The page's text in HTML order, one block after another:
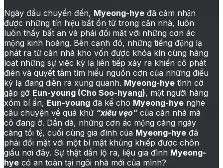
Ngày đầu chuyển đến, Myeong-hye đã cảm nhận
được những tín hiệu bất ổn từ trong căn nhà, luôn
luôn thấy bất an và phải đối măt với những cơn ác
mộng kinh hoàng. Bên cạnh đó, những tiếng động lạ
phát ra từ căn nhà kho vốn được khóa kín cùng hàng
loạt những sự việc kỳ lạ liên tiếp xảy ra khiến cô phát
điên và quyết tâm tìm hiểu nguồn cơn của những điều
kỳ lạ đang diễn ra xung quanh. Myeong-hye tình cờ
gặp gỡ Eun-young (Cho Soo-hyang), một người hàng
xóm bí ẩn, Eun-young đã kể cho Myeong-hye nghe
câu chuyện về quá khứ “xiêu vẹo” của căn nhà mà
cô đang ở. Dần dà, những cơn ác mộng càng ngày
càng tồi tệ, cuối cùng gia đình của Myeong-hye đã
phải đối mặt với một bí mật khủng khiếp được chôn
giấu nơi đây. Sự thật dần lộ ra, liệu gia đình Myeong-
hye có an toàn tại ngôi nhà mới của mình?